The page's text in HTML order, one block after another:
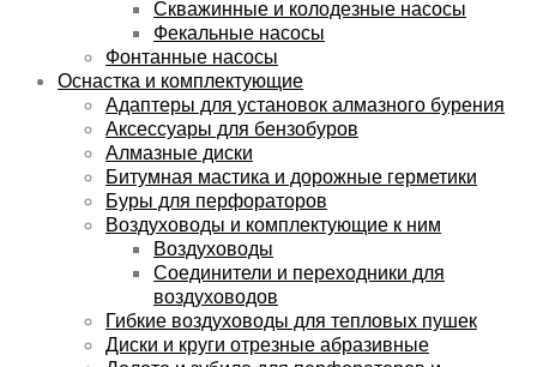
Скважинные и колодезные насосы
Фекальные насосы
Фонтанные насосы
Оснастка и комплектующие
Адаптеры для установок алмазного бурения
Аксессуары для бензобуров
Алмазные диски
Битумная мастика и дорожные герметики
Буры для перфораторов
Воздуховоды и комплектующие к ним
Воздуховоды
Соединители и переходники для
воздуховодов
Гибкие воздуховоды для тепловых пушек
Диски и круги отрезные абразивные